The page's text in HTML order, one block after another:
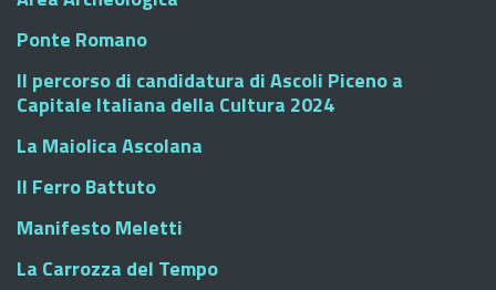
Ponte Romano
Il percorso di candidatura di Ascoli Piceno a
Capitale Italiana della Cultura 2024
La Maiolica Ascolana
Il Ferro Battuto
Manifesto Meletti
La Carrozza del Tempo